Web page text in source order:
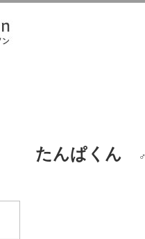
たんぱくん